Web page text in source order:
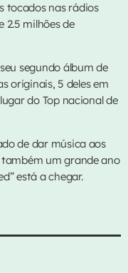
tocados nas rádios
2.5 milhões de
segundo álbum de
originais, 5 deles em
do Top nacional de
de dar música aos
um grande ano
está a chegar.